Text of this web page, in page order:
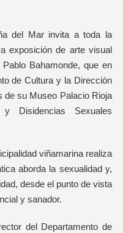
del Mar invita a toda la
exposición de arte visual
Bahamonde, que en
de Cultura y la Dirección
de su Museo Palacio Rioja
Disidencias Sexuales
viñamarina realiza
aborda la sexualidad y,
desde el punto de vista
y sanador.
del Departamento de